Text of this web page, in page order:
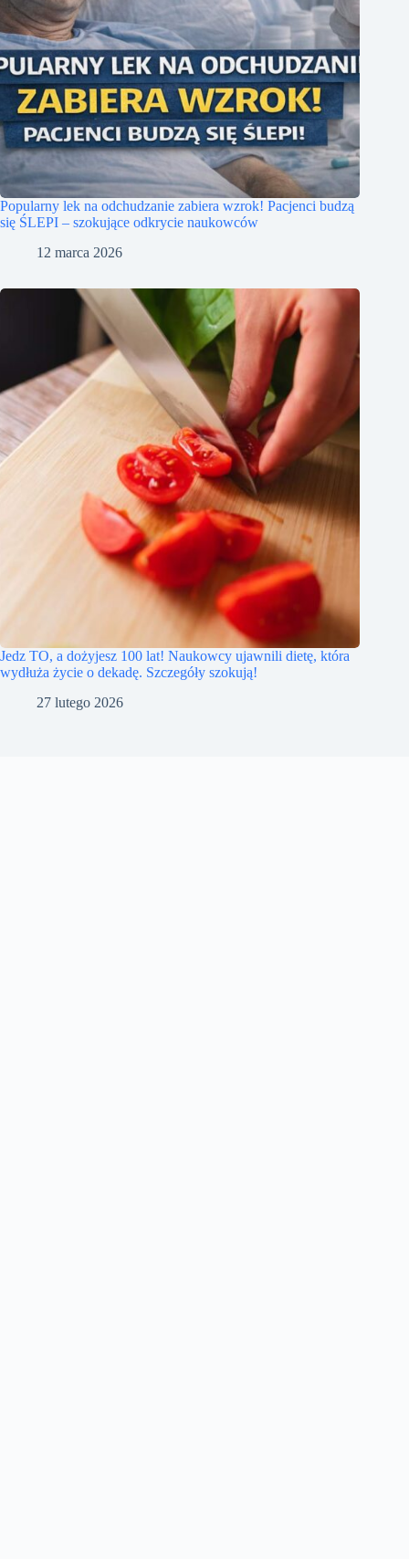
Popularny lek na odchudzanie zabiera wzrok! Pacjenci budzą
się ŚLEPI – szokujące odkrycie naukowców
12 marca 2026
Jedz TO, a dożyjesz 100 lat! Naukowcy ujawnili dietę, która
wydłuża życie o dekadę. Szczegóły szokują!
27 lutego 2026